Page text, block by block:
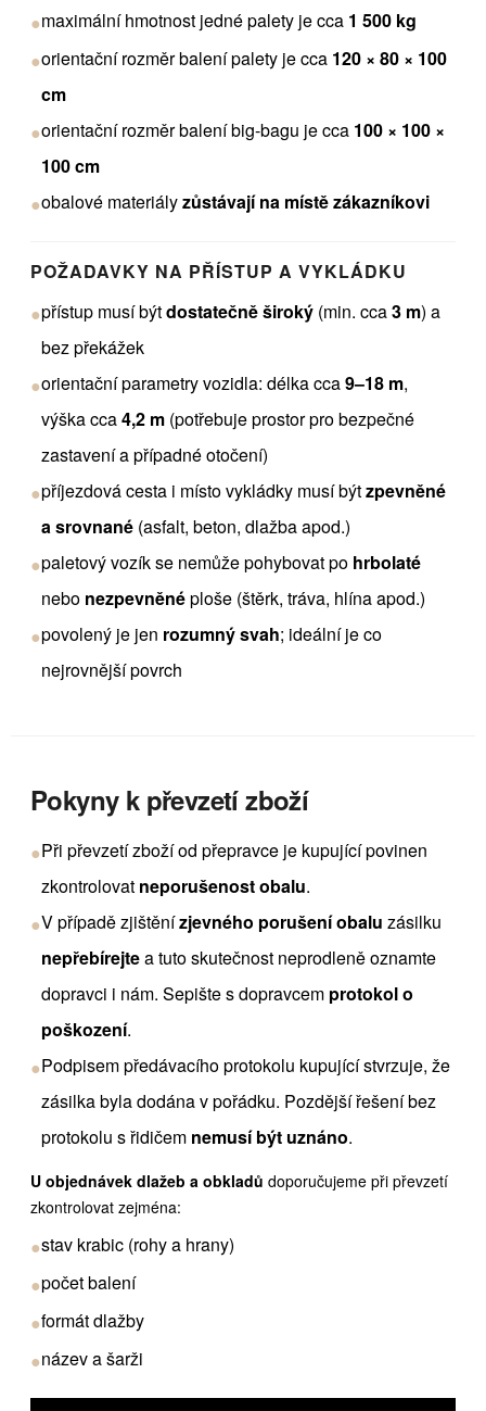
●maximální hmotnost jedné palety je cca 1 500 kg
●orientační rozměr balení palety je cca 120 × 80 × 100
cm
●orientační rozměr balení big-bagu je cca 100 × 100 ×
100 cm
●obalové materiályzůstávají na místě zákazníkovi
POŽADAVKY NA PŘÍSTUP A VYKLÁDKU
●přístup musí býtdostatečně široký (min. cca3 m) a
bez překážek
●orientační parametry vozidla: délka cca9–18 m,
výška cca4,2 m (potřebuje prostor pro bezpečné
zastavení a případné otočení)
●příjezdová cesta i místo vykládky musí býtzpevněné
a srovnané (asfalt, beton, dlažba apod.)
●paletový vozík se nemůže pohybovat po hrbolaté
nebo nezpevněnéploše (štěrk, tráva, hlína apod.)
●povolený je jen rozumný svah; ideální je co
nejrovnější povrch
Pokyny k převzetí zboží
●Při převzetí zboží od přepravce je kupující povinen
zkontrolovat neporušenost obalu.
●V případě zjištěnízjevného porušení obalu zásilku
nepřebírejtea tuto skutečnost neprodleně oznamte
dopravci i nám. Sepište s dopravcem protokol o
poškození.
●Podpisem předávacího protokolu kupující stvrzuje, že
zásilka byla dodána v pořádku. Pozdější řešení bez
protokolu s řidičem nemusí být uznáno.
U objednávek dlažeb a obkladů doporučujeme při převzetí
zkontrolovat zejména:
●stav krabic (rohy a hrany)
●počet balení
●formát dlažby
●název a šarži